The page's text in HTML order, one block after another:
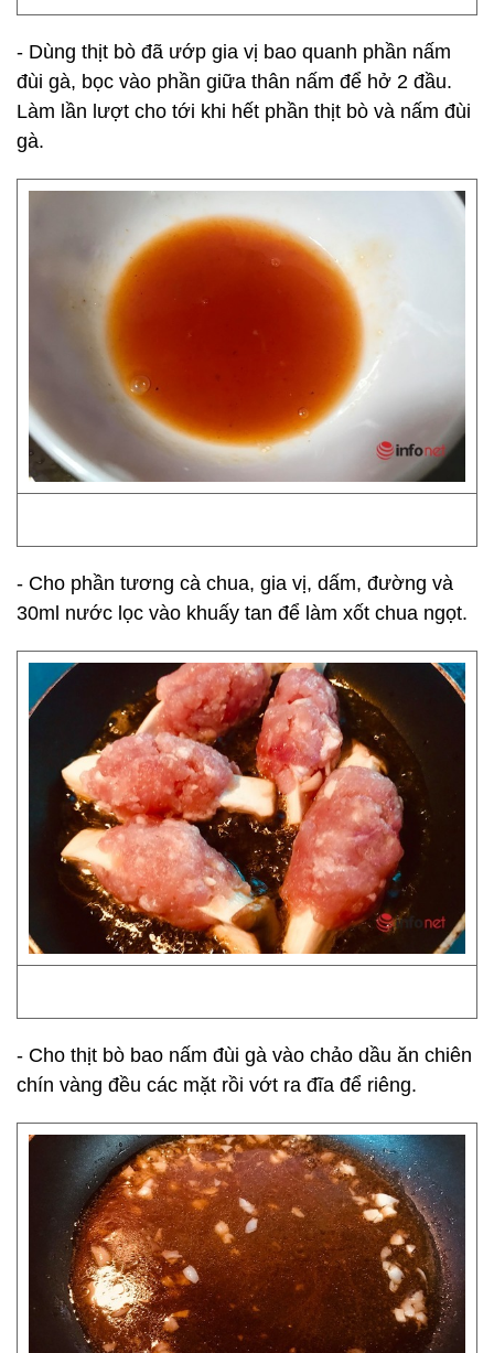
- Dùng thịt bò đã ướp gia vị bao quanh phần nấm
đùi gà, bọc vào phần giữa thân nấm để hở 2 đầu.
Làm lần lượt cho tới khi hết phần thịt bò và nấm đùi
gà.
- Cho phần tương cà chua, gia vị, dấm, đường và
30ml nước lọc vào khuấy tan để làm xốt chua ngọt.
- Cho thịt bò bao nấm đùi gà vào chảo dầu ăn chiên
chín vàng đều các mặt rồi vớt ra đĩa để riêng.